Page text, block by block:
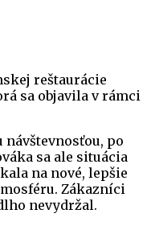
reštaurácie
sa objavila v rámci
návštevnosťou, po
sa ale situácia
na nové, lepšie
Zákazníci
nevydržal.